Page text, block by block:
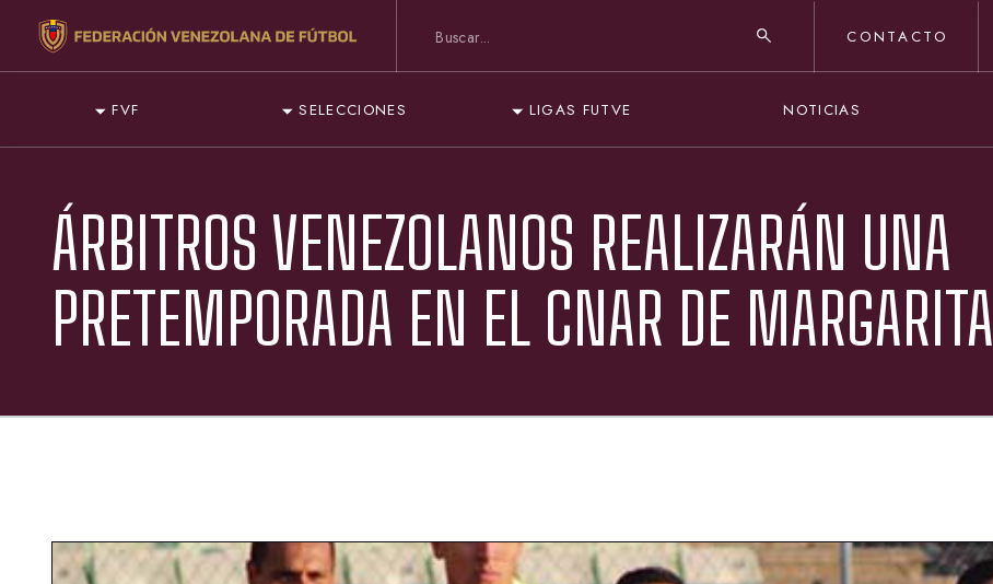
CONTACTO
FVF SELECCIONES LIGAS FUTVE NOTICIAS
ÁRBITROS VENEZOLANOS REALIZARÁN UNA
PRETEMPORADA EN EL CNAR DE MARGARITA